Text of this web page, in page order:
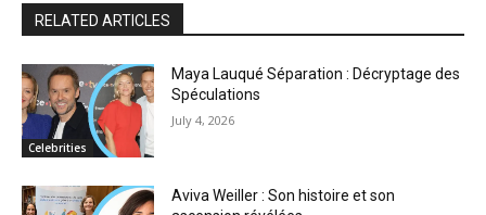
RELATED ARTICLES
Celebrities
Maya Lauqué Séparation : Décryptage des
Spéculations
July 4, 2026
Aviva Weiller : Son histoire et son